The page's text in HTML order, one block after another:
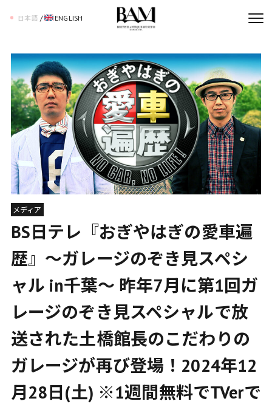
日本語 / ENGLISH
メディア
BS日テレ『おぎやはぎの愛車遍
歴』～ガレージのぞき見スペシ
ャル in千葉～ 昨年7月に第1回ガ
レージのぞき見スペシャルで放
送された土橋館長のこだわりの
ガレージが再び登場！2024年12
月28日(土) ※1週間無料でTVerで